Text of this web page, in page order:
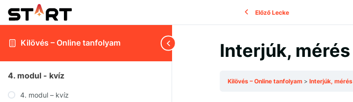
Kilövés – Online tanfolyam
4. modul - kvíz
4. modul – kvíz
Előző Lecke
Interjúk, mérés
Kilövés – Online tanfolyam Interjúk, mérés